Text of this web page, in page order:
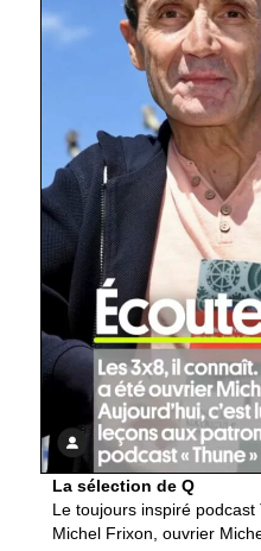
La sélection de Q
Le toujours inspiré
Michel Frixon, ouvrier